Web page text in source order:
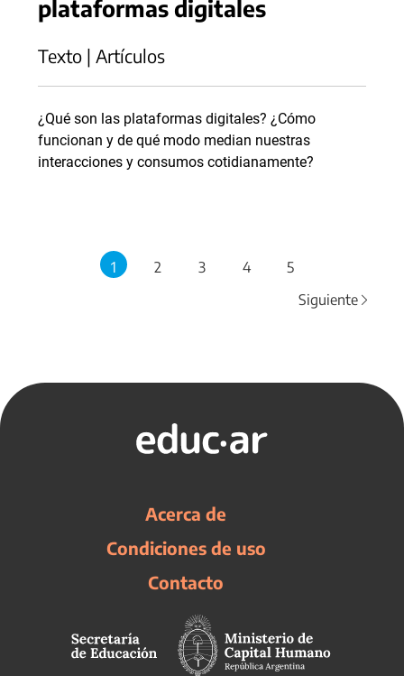
plataformas digitales
Texto | Artículos
¿Qué son las plataformas digitales? ¿Cómo
funcionan y de qué modo median nuestras
interacciones y consumos cotidianamente?
1 2 3 4
5
Siguiente
Acerca de
Condiciones de uso
Contacto